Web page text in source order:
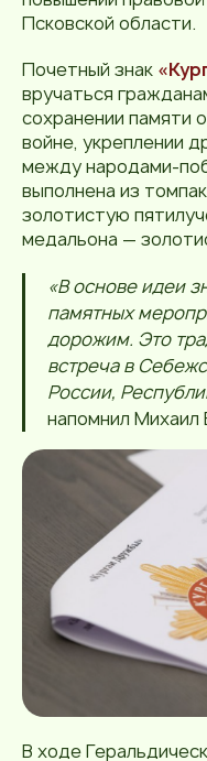
Псковской области.
Почетный знак
вручаться
сохранении памяти
войне, укреплении
между народами-
выполнена из
золотистую
медальона —
«В основе идеи
памятных
дорожим. Это
встреча в
России,
напомнил Михаил
В ходе